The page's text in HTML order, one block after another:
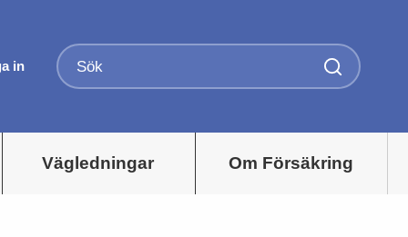
in
Vägledningar Om Försäkring